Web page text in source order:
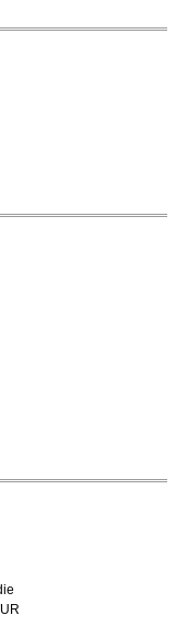
Veselka
Risto Joost
der